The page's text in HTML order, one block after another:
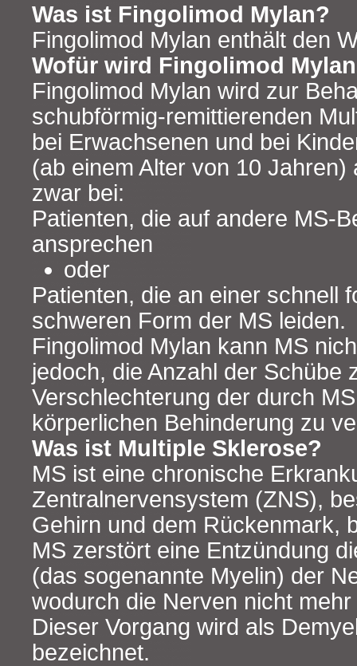
Was ist Fingolimod Mylan?
Fingolimod Mylan enthält den
Wofür wird Fingolimod
Fingolimod Mylan wird zur
schubförmig-remittierenden
bei Erwachsenen und bei
(ab einem Alter von 10 Jahren)
zwar bei:
Patienten, die auf andere MS-
ansprechen
oder
Patienten, die an einer schnell
schweren Form der MS leiden.
Fingolimod Mylan kann MS
jedoch, die Anzahl der Schübe
Verschlechterung der durch
körperlichen Behinderung zu
Was ist Multiple Sklerose?
MS ist eine chronische
Zentralnervensystem (ZNS),
Gehirn und dem Rückenmark,
MS zerstört eine Entzündung
(das sogenannte Myelin) der
wodurch die Nerven nicht
Dieser Vorgang wird als
bezeichnet.